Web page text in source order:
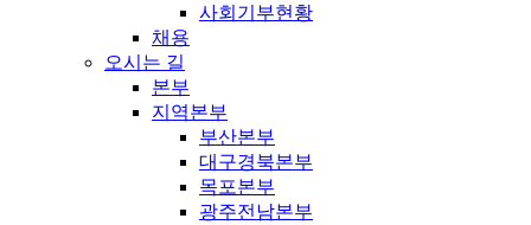
사회기부현황
채용
오시는 길
본부
지역본부
부산본부
대구경북본부
목포본부
광주전남본부